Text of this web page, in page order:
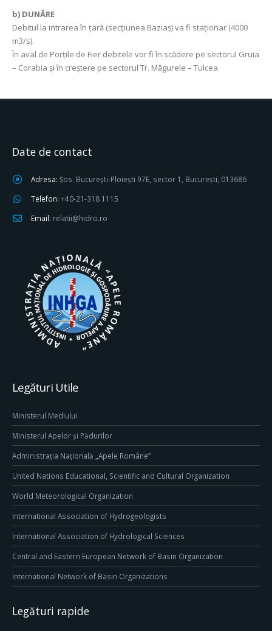
b) DUNĂRE
Debitul la intrarea în ţară (secţiunea Baziaş) va fi staţionar (4000
m3/s).
În aval de Porţile de Fier debitele vor fi în scădere pe sectorul Gruia
– Corabia şi în creștere pe sectorul Tr. Măgurele – Tulcea.
Date de contact
Adresa: Șos. București-Ploiești 97E, sector 1, București, 013686
Telefon: +40-21-318 1115
Email: relatii@hidro.ro
Legături Utile
Ministerul Mediului
Ministerul Apelor și Pădurilor
Administrația Națională „Apele Române”
United Nations Educational, Scientific and Cultural Organization
World Meteorological Organization
International Association of Hydrogeologists
International Association of Hydrological Sciences
Central and Eastern European Network of Basin Organization
International Network of Basin Organizations
Legături rapide